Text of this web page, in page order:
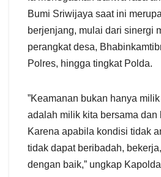
Bumi Sriwijaya saat ini
berjenjang, mulai dari sinergi
perangkat desa,
Polres, hingga tingkat Polda.
​”Keamanan bukan hanya
adalah milik kita bersama dan
Karena apabila kondisi tidak
tidak dapat beribadah,
dengan baik,” ungkap